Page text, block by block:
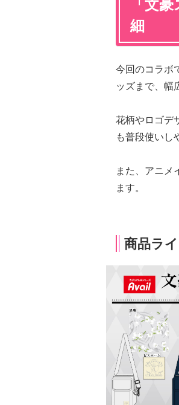
「文
細
今回のコラボ
ッズまで、幅
花柄やロゴデ
も普段使いし
また、アニメ
ます。
商品ラ